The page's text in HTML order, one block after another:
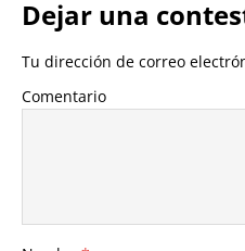
Dejar una
Tu dirección de correo
Comentario